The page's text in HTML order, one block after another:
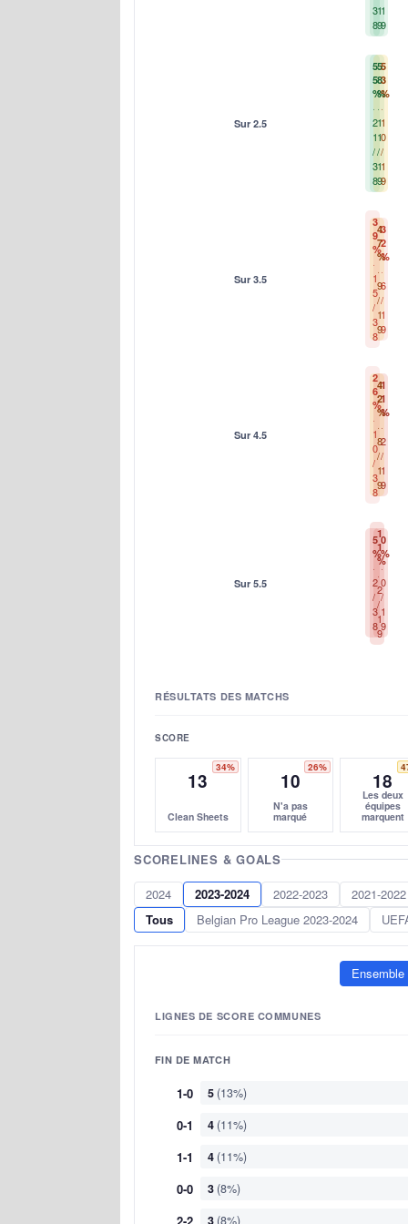
3
8
1
9
1
9
Sur 2.5
5
5
%
2
1
/
3
8
5
8
%
1
1
/
1
9
5
3
%
1
0
/
1
9
Sur 3.5
3
9
%
1
5
/
3
8
4
7
%
9
/
1
9
3
2
%
6
/
1
9
Sur 4.5
2
6
%
1
0
/
3
8
4
2
%
8
/
1
9
1
1
%
2
/
1
9
Sur 5.5
5
%
2
/
3
8
1
1
%
2
/
1
9
0
%
0
/
1
9
RÉSULTATS DES MATCHS
SCORE
34%
13
Clean Sheets
26%
10
N'a pas
marqué
18
Les deux
équipes
marquent
SCORELINES & GOALS
2024
2023-2024 2022-2023
2021-2022
Tous
Belgian Pro League 2023-2024
Ensemble
LIGNES DE SCORE COMMUNES
FIN DE MATCH
1-0 5 (13%)
0-1 4 (11%)
1-1 4 (11%)
0-0 3 (8%)
3 (8%)